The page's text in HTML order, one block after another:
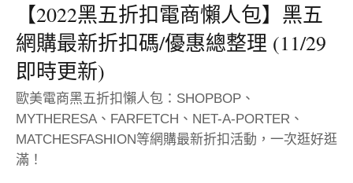
【2022黑五折扣電商懶人包】黑五
網購最新折扣碼/優惠總整理 (11/29
即時更新)
歐美電商黑五折扣懶人包：SHOPBOP、
MYTHERESA、FARFETCH、NET-A-PORTER、
MATCHESFASHION等網購最新折扣活動，一次逛好逛
滿！